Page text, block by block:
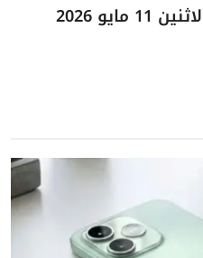
سعر الجنيه الذهب اليوم الاثنين 11 مايو 2026